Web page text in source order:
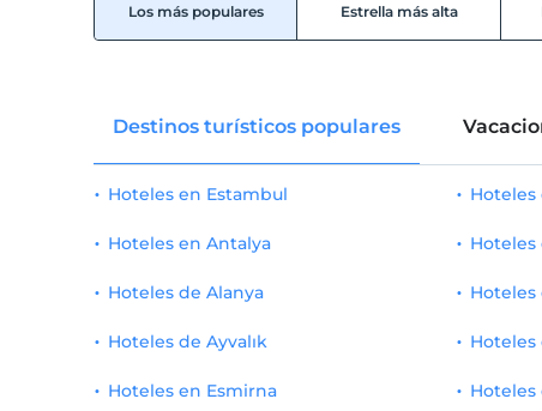
Los más populares Estrella más alta
Destinos turísticos populares
Hoteles en Estambul
Hoteles en Antalya
Hoteles de Alanya
Hoteles de Ayvalık
Hoteles en Esmirna
Hoteles
Hoteles
Hoteles
Hoteles
Hoteles